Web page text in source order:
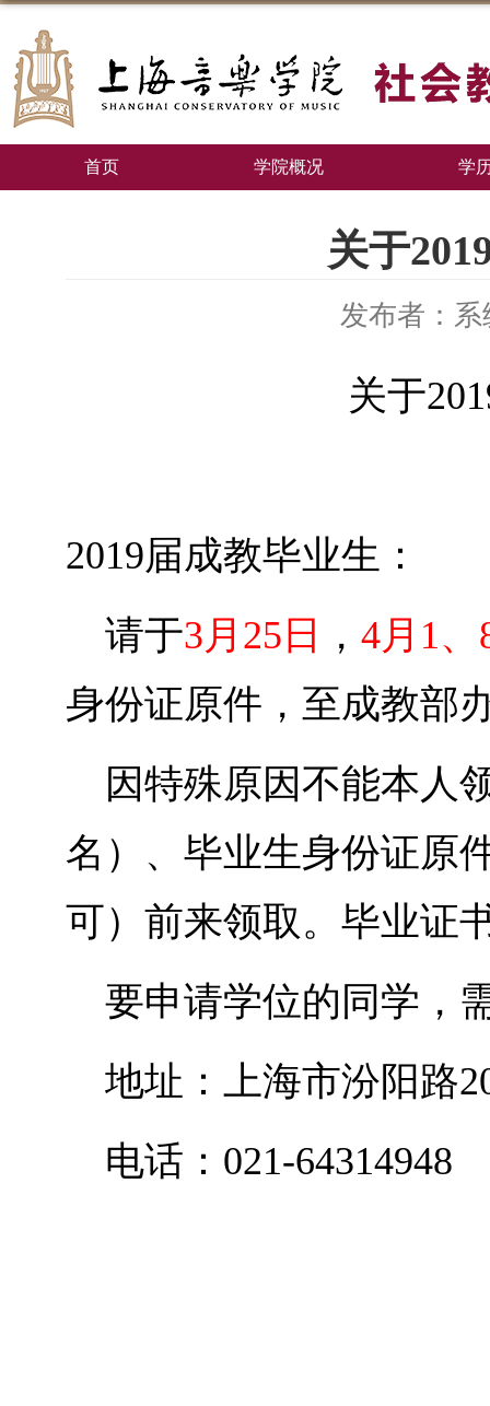
首页 学院概况 学
关于
发布者：
关于
2019届成教毕业生：
请于3月 25 日 ， 4月 1、
身份证原件，至成教部
因特殊原因不能本人
名）、毕业生身份证原
可）前来领取。毕业证
要申请学位的同学，
地址：上海市汾阳路
电话： 021-64314948